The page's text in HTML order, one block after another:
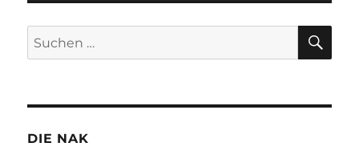
Suchen
nach:
DIE NAK